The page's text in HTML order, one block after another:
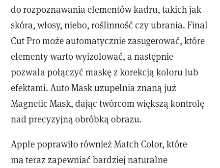
do rozpoznawania elementów kadru, takich jak
skóra, włosy, niebo, roślinność czy ubrania. Final
Cut Pro może automatycznie zasugerować, które
elementy warto wyizolować, a następnie
pozwala połączyć maskę z korekcją koloru lub
efektami. Auto Mask uzupełnia znaną już
Magnetic Mask, dając twórcom większą kontrolę
nad precyzyjną obróbką obrazu.
Apple poprawiło również Match Color, które
ma teraz zapewniać bardziej naturalne